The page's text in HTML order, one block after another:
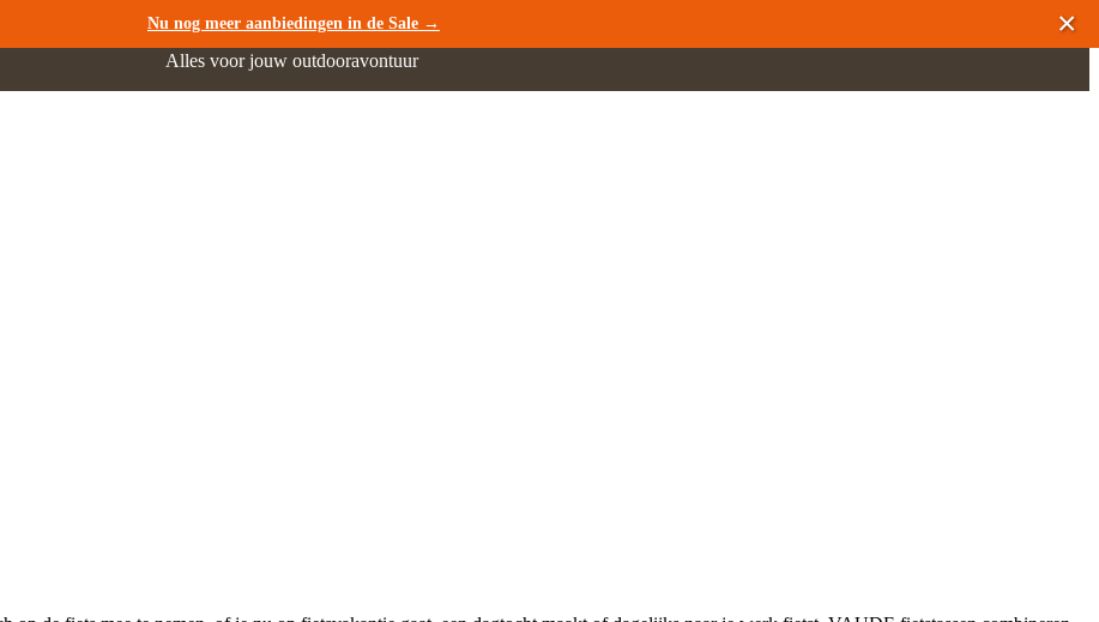
Nu nog meer aanbiedingen in de Sale →
Alles voor jouw outdooravontuur